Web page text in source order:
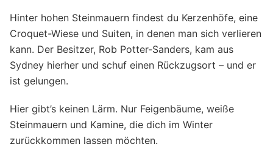
Hinter hohen Steinmauern findest du Kerzenhöfe, eine
Croquet-Wiese und Suiten, in denen man sich verlieren
kann. Der Besitzer, Rob Potter-Sanders, kam aus
Sydney hierher und schuf einen Rückzugsort – und er
ist gelungen.
Hier gibt’s keinen Lärm. Nur Feigenbäume, weiße
Steinmauern und Kamine, die dich im Winter
zurückkommen lassen möchten.